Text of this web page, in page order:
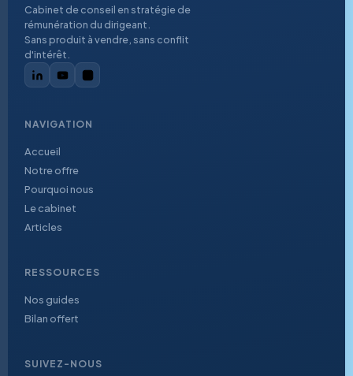
Cabinet de conseil en stratégie de
rémunération du dirigeant.
Sans produit à vendre, sans conflit
d'intérêt.
NAVIGATION
Accueil
Notre offre
Pourquoi nous
Le cabinet
Articles
RESSOURCES
Nos guides
Bilan offert
SUIVEZ-NOUS